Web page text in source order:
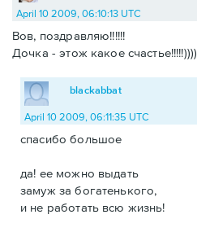
April 10 2009, 06:10:13 UTC
Вов, поздравляю!!!!!!
Дочка - этож какое счастье!!!!!))))
blackabbat
April 10 2009, 06:11:35 UTC
спасибо большое
да! ее можно выдать
замуж за богатенького,
и не работать всю жизнь!